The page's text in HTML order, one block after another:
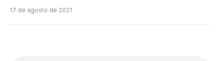
17 de agosto de 2021